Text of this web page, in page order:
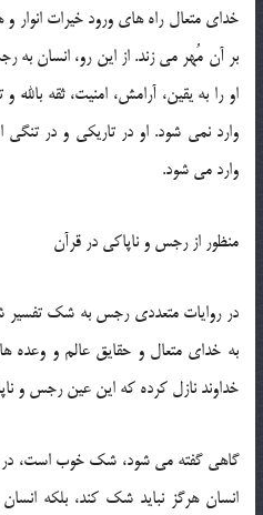
خدای متعال راه های ورود خیرات انوار
بر آن مُهر می زند. از این رو، انسان به
او را به یقین، آرامش، امنیت، ثقه بالله
وارد نمی شود. او در تاریكی و در
وارد می شود.
منظور از رجس و ناپاکی در قرآن
در روایات متعددی رجس به شك
به خدای متعال و حقایق عالم و وعده
خداوند نازل كرده که این عین رجس و
گاهی گفته می شود، شك خوب است،
انسان هرگز نباید شك كند، بلکه